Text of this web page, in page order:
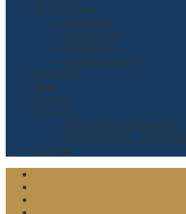
Rechtsgebiete
Patentrecht
Markenrecht
Designrecht
Gebrauchsmuster
Förderung
Blog
Podcast
Personen
Ulf Leckel – Patentanwalt
Kerstin Hastall – Sekretärin
Kontakt